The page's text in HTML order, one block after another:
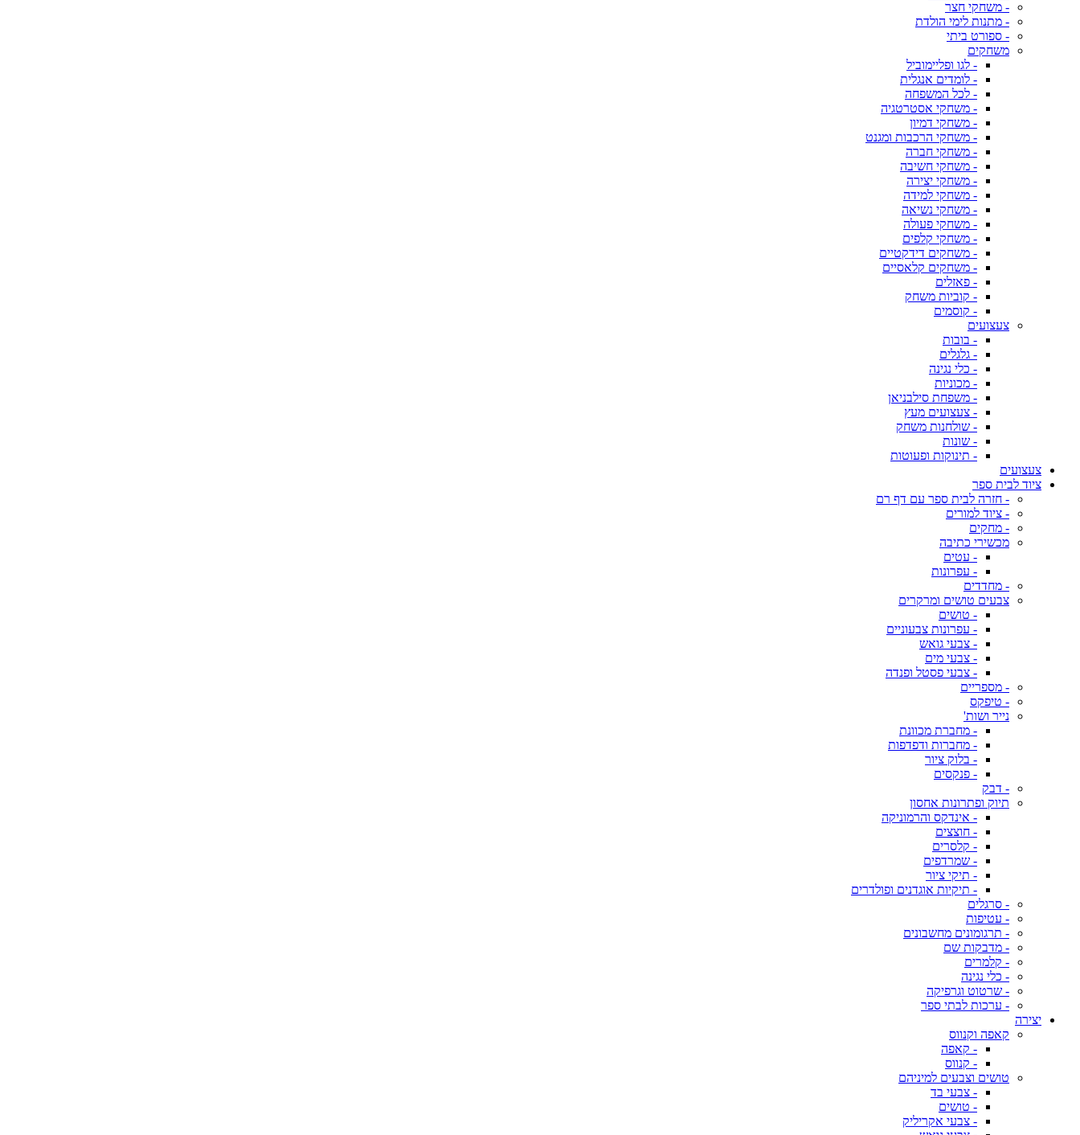
- משחקי חצר
- מתנות לימי הולדת
- ספורט ביתי
משחקים
- לגו ופליימוביל
- לומדים אנגלית
- לכל המשפחה
- משחקי אסטרטגיה
- משחקי דמיון
- משחקי הרכבות ומגנט
- משחקי חברה
- משחקי חשיבה
- משחקי יצירה
- משחקי למידה
- משחקי נשיאה
- משחקי פעולה
- משחקי קלפים
- משחקים דידקטיים
- משחקים קלאסיים
- פאזלים
- קוביות משחק
- קוסמים
צעצועים
- בובות
- גלגלים
- כלי נגינה
- מכוניות
- משפחת סילבניאן
- צעצועים מעץ
- שולחנות משחק
- שונות
- תינוקות ופעוטות
צעצועים
ציוד לבית ספר
- חזרה לבית ספר עם דף רם
- ציוד למורים
- מחקים
מכשירי כתיבה
- עטים
- עפרונות
- מחדדים
צבעים טושים ומרקרים
- טושים
- עפרונות צבעוניים
- צבעי גואש
- צבעי מים
- צבעי פסטל ופנדה
- מספריים
- טיפקס
נייר ושות'
- מחברת מכוונת
- מחברות ודפדפות
- בלוק ציור
- פנקסים
- דבק
תיוק ופתרונות אחסון
- אינדקס והרמוניקה
- חוצצים
- קלסרים
- שמרדפים
- תיקי ציור
- תיקיות אוגדנים ופולדרים
- סרגלים
- עטיפות
- תרגומונים מחשבונים
- מדבקות שם
- קלמרים
- כלי נגינה
- שרטוט וגרפיקה
- ערכות לבתי ספר
יצירה
קאפה וקנווס
- קאפה
- קנווס
טושים וצבעים למיניהם
- צבעי בד
- טושים
- צבעי אקריליק